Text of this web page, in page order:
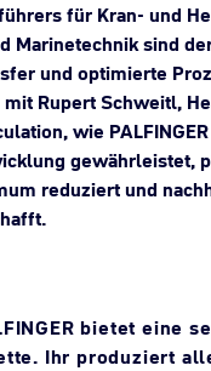
für Kran- und
Marinetechnik sind
und optimierte
Rupert Schweitl,
wie
gewährleistet,
reduziert und
bietet eine
Ihr produziert